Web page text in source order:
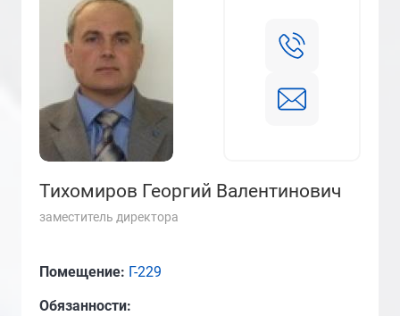
Тихомиров Георгий Валентинович
заместитель директора
Помещение: Г-229
Обязанности: